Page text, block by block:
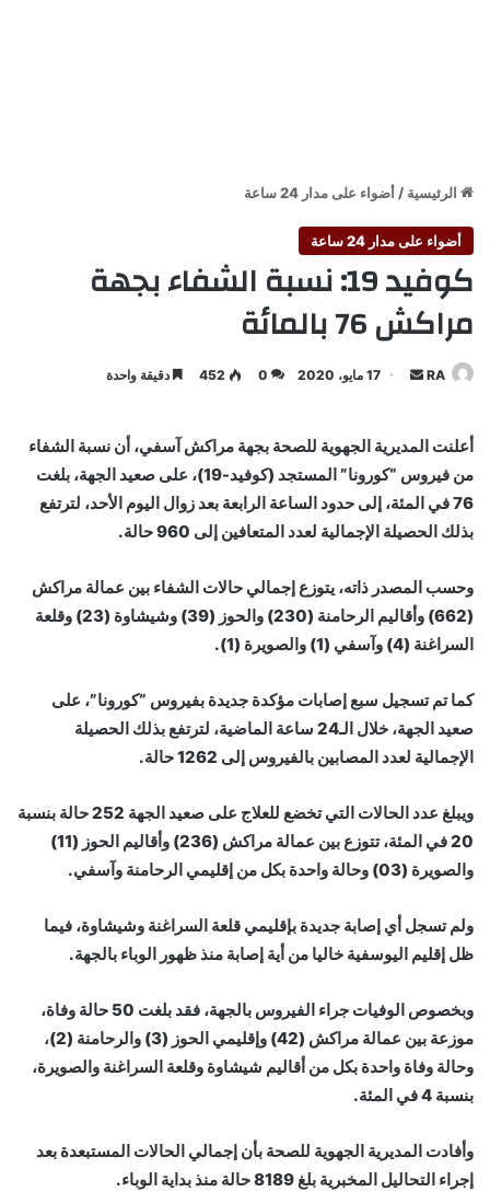
الرئيسية / أضواء على مدار 24 ساعة
أضواء على مدار 24 ساعة
كوفيد 19: نسبة الشفاء بجهة
مراكش 76 بالمائة
RA
أرسل 17 مايو، 2020 0
452 دقيقة واحدة
أعلنت المديرية الجهوية للصحة بجهة مراكش آسفي، أن نسبة الشفاء
من فيروس “كورونا” المستجد (كوفيد-19)، على صعيد الجهة، بلغت
76 في المئة، إلى حدود الساعة الرابعة بعد زوال اليوم الأحد، لترتفع
بذلك الحصيلة الإجمالية لعدد المتعافين إلى 960 حالة.
وحسب المصدر ذاته، يتوزع إجمالي حالات الشفاء بين عمالة مراكش
(662) وأقاليم الرحامنة (230) والحوز (39) وشيشاوة (23) وقلعة
السراغنة (4) وآسفي (1) والصويرة (1).
كما تم تسجيل سبع إصابات مؤكدة جديدة بفيروس “كورونا”، على
صعيد الجهة، خلال الـ24 ساعة الماضية، لترتفع بذلك الحصيلة
الإجمالية لعدد المصابين بالفيروس إلى 1262 حالة.
ويبلغ عدد الحالات التي تخضع للعلاج على صعيد الجهة 252 حالة بنسبة
20 في المئة، تتوزع بين عمالة مراكش (236) وأقاليم الحوز (11)
والصويرة (03) وحالة واحدة بكل من إقليمي الرحامنة وآسفي.
ولم تسجل أي إصابة جديدة بإقليمي قلعة السراغنة وشيشاوة، فيما
ظل إقليم اليوسفية خاليا من أية إصابة منذ ظهور الوباء بالجهة.
وبخصوص الوفيات جراء الفيروس بالجهة، فقد بلغت 50 حالة وفاة،
موزعة بين عمالة مراكش (42) وإقليمي الحوز (3) والرحامنة (2)،
وحالة وفاة واحدة بكل من أقاليم شيشاوة وقلعة السراغنة والصويرة،
بنسبة 4 في المئة.
وأفادت المديرية الجهوية للصحة بأن إجمالي الحالات المستبعدة بعد
إجراء التحاليل المخبرية بلغ 8189 حالة منذ بداية الوباء.